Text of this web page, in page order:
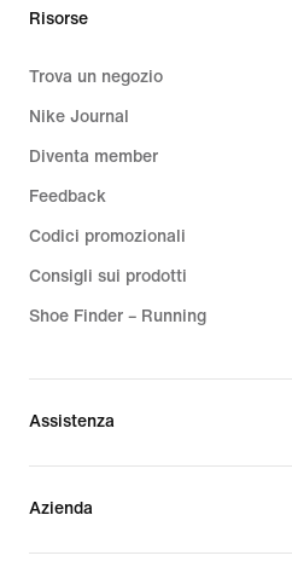
Risorse
Trova un negozio
Nike Journal
Diventa member
Feedback
Codici promozionali
Consigli sui prodotti
Shoe Finder – Running
Assistenza
Azienda